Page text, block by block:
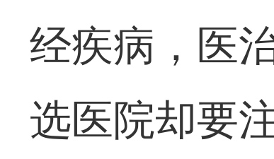
经疾病，医
选医院却要